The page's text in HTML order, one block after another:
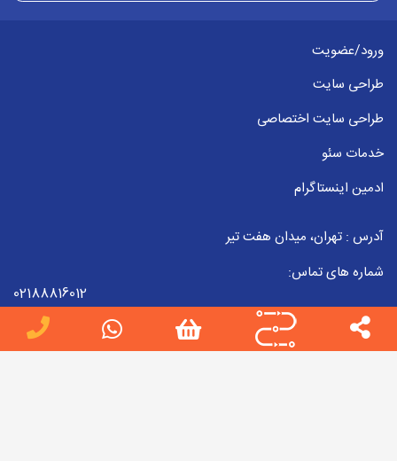
ورود/عضویت
طراحی سایت
طراحی سایت اختصاصی
خدمات سئو
ادمین اینستاگرام
آدرس : تهران، میدان هفت تیر
شماره های تماس:
02188816012
09223857998
02188816012